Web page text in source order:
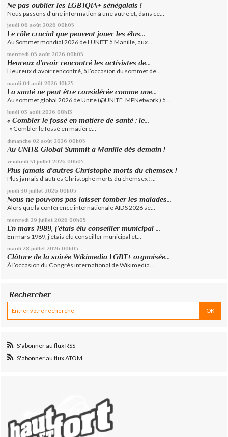
Ne pas oublier les LGBTQIA+ sénégalais !
Nous passons d’une information à une autre et, dans ce...
jeudi 06 août 2026 00h05
Le rôle crucial que peuvent jouer les élus...
Au Sommet mondial 2026 de l’UNITE à Manille, aux...
mercredi 05 août 2026 00h05
Heureux d’avoir rencontré les activistes de...
Heureux d’avoir rencontré, à l’occasion du sommet de...
mardi 04 août 2026 10h25
La santé ne peut être considérée comme une...
Au sommet global 2026 de Unite (@UNITE_MPNetwork ) à...
lundi 03 août 2026 08h13
« Combler le fossé en matière de santé : le...
« Combler le fossé en matière...
dimanche 02 août 2026 00h05
Au UNIT& Global Summit à Manille dès demain !
vendredi 31 juillet 2026 00h05
Plus jamais d'autres Christophe morts du chemsex !
Plus jamais d'autres Christophe morts du chemsex !...
jeudi 30 juillet 2026 00h05
Nous ne pouvons pas laisser tomber les malades...
Alors que la conférence internationale AIDS 2026 se...
mercredi 29 juillet 2026 00h05
En mars 1989, j’étais élu conseiller municipal ...
En mars 1989, j’étais élu conseiller municipal et...
mardi 28 juillet 2026 00h05
Clôture de la soirée Wikimedia LGBT+ organisée...
À l’occasion du Congrès international de Wikimedia...
Rechercher
S'abonner au flux RSS
S'abonner au flux ATOM